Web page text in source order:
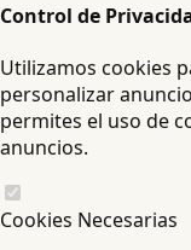
Control de
Utilizamos cookies
personalizar
permites el uso de
anuncios.
Cookies Necesarias